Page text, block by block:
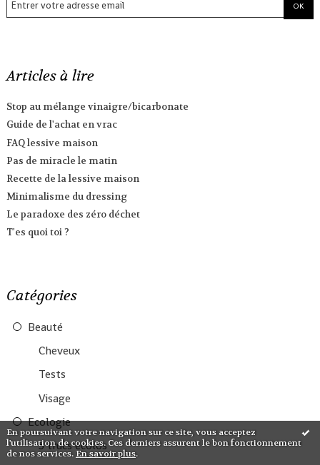
En poursuivant votre navigation sur ce site, vous acceptez
l'utilisation de cookies. Ces derniers assurent le bon fonctionnement
de nos services. En savoir plus.
Articles à lire
Stop au mélange vinaigre/bicarbonate
Guide de l'achat en vrac
FAQ lessive maison
Pas de miracle le matin
Recette de la lessive maison
Minimalisme du dressing
Le paradoxe des zéro déchet
T'es quoi toi ?
Catégories
Beauté
Cheveux
Tests
Visage
Ecologie
3 trucs écolos